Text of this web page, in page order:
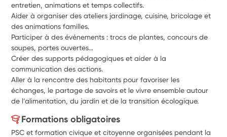
entretien, animations et temps collectifs.
Aider à organiser des ateliers jardinage, cuisine, bricolage et
des animations familles.
Participer à des événements : trocs de plantes, concours de
soupes, portes ouvertes…
Créer des supports pédagogiques et aider à la
communication des actions.
Aller à la rencontre des habitants pour favoriser les
échanges, le partage de savoirs et le vivre ensemble autour
de l’alimentation, du jardin et de la transition écologique.
Formations obligatoires
PSC et formation civique et citoyenne organisées pendant la